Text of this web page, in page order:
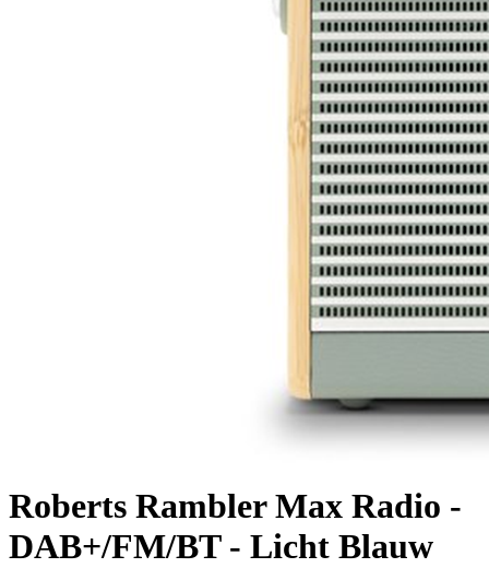
Roberts Rambler Max Radio -
DAB+/FM/BT - Licht Blauw